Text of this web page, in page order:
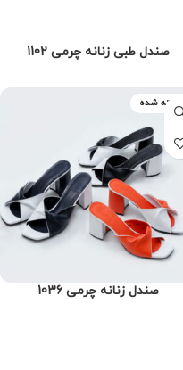
صندل طبی زنانه چرمی 1102
فروخته شده
صندل زنانه چرمی 1036